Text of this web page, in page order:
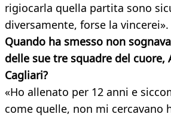
rigiocarla quella partita sono
diversamente, forse la vincerei».
Quando ha smesso non
delle sue tre squadre del cuore,
Cagliari?
«Ho allenato per 12 anni e
come quelle, non mi cercavano